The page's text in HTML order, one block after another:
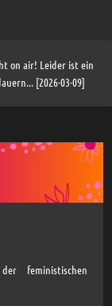
on air! Leider ist ein
[2026-03-09]
feministischen